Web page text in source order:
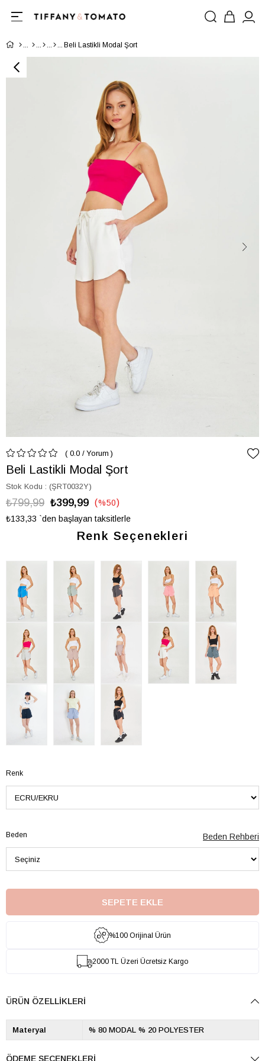
Beli Lastikli Modal Şort
0.0 / Yorum
Beli Lastikli Modal Şort
Stok Kodu (ŞRT0032Y)
₺799,99 ₺399,99 %50
İndirim
₺133,33 `den başlayan taksitlerle
Renk Seçenekleri
Renk
Beden Beden Rehberi
%100 Orijinal Ürün
2000 TL Üzeri Ücretsiz Kargo
ÜRÜN ÖZELLIKLERI
Materyal % 80 MODAL % 20 POLYESTER
ÖDEME SEÇENEKLERI